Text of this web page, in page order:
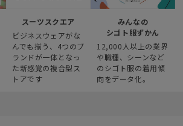
スーツスクエア
ビジネスウェアがな
んでも揃う、4つのブ
ランドが一体となっ
た新感覚の複合型ス
トアです
みんなの
シゴト服ずかん
12,000人以上の業界
や職種、シーンなど
のシゴト服の着用傾
向をデータ化。